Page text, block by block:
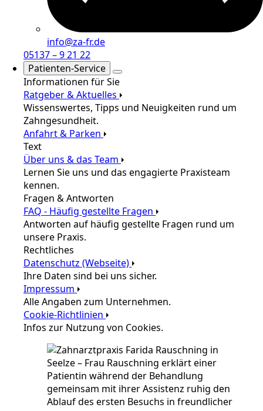
info@za-fr.de
05137 – 9 21 22
Patienten-Service
Informationen für Sie
Ratgeber & Aktuelles
Wissenswertes, Tipps und Neuigkeiten rund um
Zahngesundheit.
Anfahrt & Parken
Text
Über uns & das Team
Lernen Sie uns und das engagierte Praxisteam
kennen.
Fragen & Antworten
FAQ - Häufig gestellte Fragen
Antworten auf häufig gestellte Fragen rund um
unsere Praxis.
Rechtliches
Datenschutz (Webseite)
Ihre Daten sind bei uns sicher.
Impressum
Alle Angaben zum Unternehmen.
Cookie-Richtlinien
Infos zur Nutzung von Cookies.